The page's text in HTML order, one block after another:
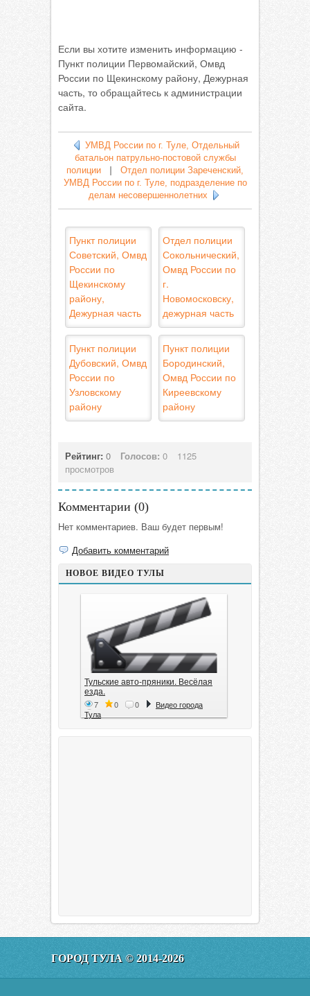
Если вы хотите изменить информацию -
Пункт полиции Первомайский, Омвд
России по Щекинскому району, Дежурная
часть, то обращайтесь к администрации
сайта.
УМВД России по г. Туле, Отдельный
батальон патрульно-постовой службы
полиции
Отдел полиции Зареченский,
УМВД России по г. Туле, подразделение по
делам несовершеннолетних
Пункт полиции
Советский, Омвд
России по
Щекинскому
району,
Дежурная часть
Отдел полиции
Сокольнический,
Омвд России по
г.
Новомосковску,
дежурная часть
Пункт полиции
Дубовский, Омвд
России по
Узловскому
району
Пункт полиции
Бородинский,
Омвд России по
Киреевскому
району
Рейтинг: 0 Голосов: 0
1125
просмотров
Комментарии (0)
Нет комментариев. Ваш будет первым!
Добавить комментарий
НОВОЕ ВИДЕО ТУЛЫ
Тульские авто-пряники. Весёлая
езда.
7 0 0
Видео города
Тула
00:20:11
Эфир от 11.01.2016 (19.35) Тула
160 0 0
Видео города
ГОРОД ТУЛА © 2014-2026